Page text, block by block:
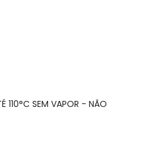
SEM VAPOR - NÃO